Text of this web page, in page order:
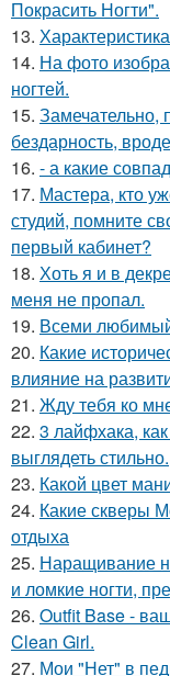
Покрасить Ногти".
13.
14. На фото
ногтей.
15.
бездарность,
16. - а какие
17. Мастера, кто
студий, помните
первый кабинет?
18. Хоть я и в
меня не пропал.
19. Всеми
20. Какие
влияние на
21. Жду тебя ко
22. 3 лайфхака,
выглядеть стильно.
23. Какой цвет
24. Какие скверы
отдыха
25. Наращивание
и ломкие ногти,
26. Outfit Base -
Clean Girl.
27. Мои "Нет" в